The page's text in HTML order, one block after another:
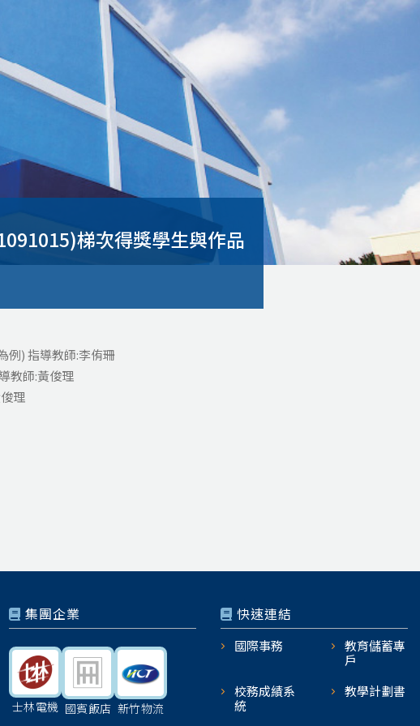
梯次得獎學生與作品
例) 指導教師:李侑珊
教師:黃俊理
理
集團企業
士林電機 國賓飯店 新竹物流
快速連結
國際事務
教育儲蓄專
戶
校務成績系
統
教學計劃書